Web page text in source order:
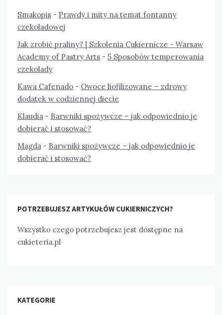
Smakopis - Prawdy i mity na temat fontanny
czekoladowej
Jak zrobić praliny? | Szkolenia Cukiernicze - Warsaw
Academy of Pastry Arts - 5 Sposobów temperowania
czekolady
Kawa Cafenado - Owoce liofilizowane – zdrowy
dodatek w codziennej diecie
Klaudia - Barwniki spożywcze – jak odpowiednio je
dobierać i stosować?
Magda - Barwniki spożywcze – jak odpowiednio je
dobierać i stosować?
POTRZEBUJESZ ARTYKUŁÓW CUKIERNICZYCH?
Wszystko czego potrzebujesz jest dostępne na
cukieteria.pl
KATEGORIE